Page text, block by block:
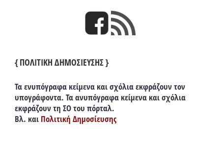
{ ΠΟΛΙΤΙΚΗ ΔΗΜΟΣΙΕΥΣΗΣ }
Τα ενυπόγραφα κείμενα και σχόλια εκφράζουν τον
υπογράφοντα. Τα ανυπόγραφα κείμενα και σχόλια
εκφράζουν τη ΣΟ του πόρταλ.
Βλ. και Πολιτική Δημοσίευσης